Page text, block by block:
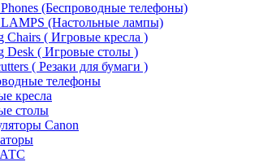
(Беспроводные телефоны)
(Настольные лампы)
Chairs ( Игровые кресла )
Desk ( Игровые столы )
( Резаки для бумаги )
телефоны
кресла
столы
Canon